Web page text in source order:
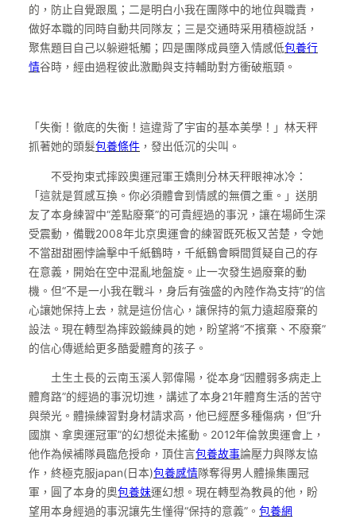
的，防止自覺跟風；二是明白小我在團隊中的地位與職責，
做好本職的同時自動共同隊友；三是交通時采用積極說話，
聚焦題目自己以躲避牴觸；四是團隊成員墮入情感低包養行
情谷時，經由過程彼此激勵與支持輔助對方衝破瓶頸。
「失衡！徹底的失衡！這違背了宇宙的基本美學！」林天秤
抓著她的頭髮包養條件 ，發出低沉的尖叫。
不受拘束式摔跤奧運冠軍王嬌則分林天秤眼神冰冷：
「這就是質感互換。你必須體會到情感的無價之重。」送朋
友了本身練習中“差點廢棄”的可貴經過的事況，讓在場師生深
受震動，備戰2008年北京奧運會的練習既死板又苦楚，令她
不當甜甜圈悖論擊中千紙鶴時，千紙鶴會瞬間質疑自己的存
在意義，開始在空中混亂地盤旋。止一次發生過廢棄的動
機。但“不是一小我在戰斗，身后有強盛的內陸作為支持”的信
心讓她保持上去，就是這份信心，讓保持的氣力遠超廢棄的
設法。現在轉型為摔跤鍛練員的她，盼望將“不擯棄、不廢棄”
的信心傳遞給更多酷愛體育的孩子。
土生土長的云南玉溪人郭偉陽，從本身“因體弱多病走上
體育路”的經過的事況切進，講述了本身21年體育生活的苦守
與榮光。體操練習對身材請求高，他已經歷多種傷病，但“升
國旗、拿奧運冠軍”的幻想從未搖動。2012年倫敦奧運會上，
他作為候補隊員臨危授命，頂住言包養故事論壓力與隊友協
作，終極克服japan(日本)包養感情隊奪得男人體操集團冠
軍，圓了本身的奧包養妹運幻想。現在轉型為教員的他，盼
望用本身經過的事況讓先生懂得“保持的意義”。 包養網